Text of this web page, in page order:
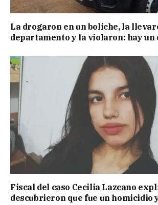
La drogaron en un boliche, la
departamento y la violaron: hay un
Fiscal del caso Cecilia Lazcano
descubrieron que fue un homicidio